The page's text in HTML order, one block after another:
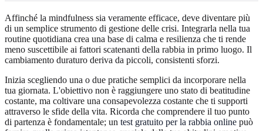
Affinché la mindfulness sia veramente efficace, deve diventare più
di un semplice strumento di gestione delle crisi. Integrarla nella tua
routine quotidiana crea una base di calma e resilienza che ti rende
meno suscettibile ai fattori scatenanti della rabbia in primo luogo. Il
cambiamento duraturo deriva da piccoli, consistenti sforzi.
Inizia scegliendo una o due pratiche semplici da incorporare nella
tua giornata. L'obiettivo non è raggiungere uno stato di beatitudine
costante, ma coltivare una consapevolezza costante che ti supporti
attraverso le sfide della vita. Ricorda che comprendere il tuo punto
di partenza è fondamentale; un test gratuito per la rabbia online può